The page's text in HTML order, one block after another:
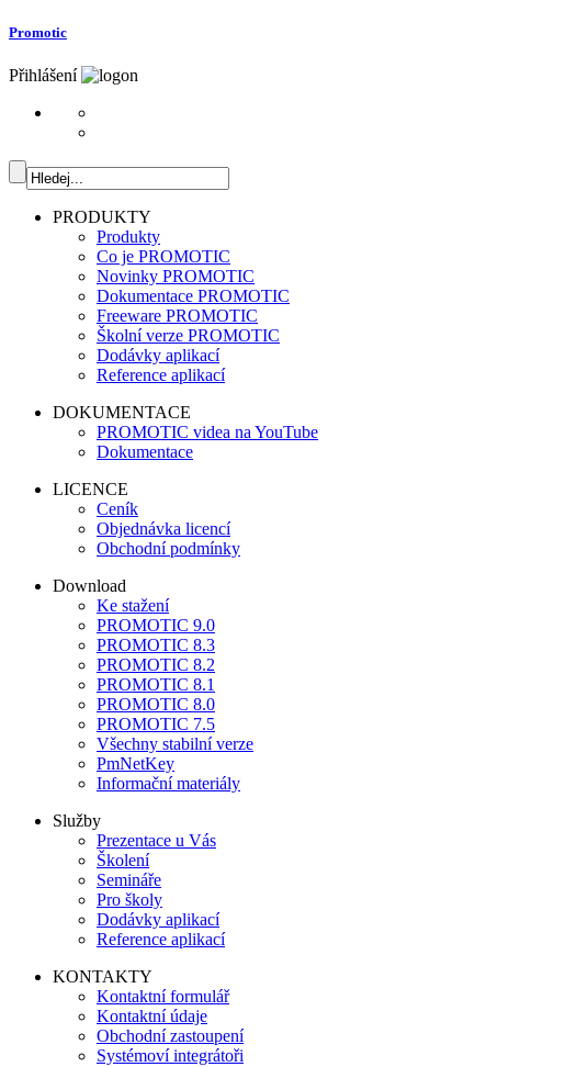
Promotic
Přihlášení
PRODUKTY
Produkty
Co je PROMOTIC
Novinky PROMOTIC
Dokumentace PROMOTIC
Freeware PROMOTIC
Školní verze PROMOTIC
Dodávky aplikací
Reference aplikací
DOKUMENTACE
PROMOTIC videa na YouTube
Dokumentace
LICENCE
Ceník
Objednávka licencí
Obchodní podmínky
Download
Ke stažení
PROMOTIC 9.0
PROMOTIC 8.3
PROMOTIC 8.2
PROMOTIC 8.1
PROMOTIC 8.0
PROMOTIC 7.5
Všechny stabilní verze
PmNetKey
Informační materiály
Služby
Prezentace u Vás
Školení
Semináře
Pro školy
Dodávky aplikací
Reference aplikací
KONTAKTY
Kontaktní formulář
Kontaktní údaje
Obchodní zastoupení
Systémoví integrátoři